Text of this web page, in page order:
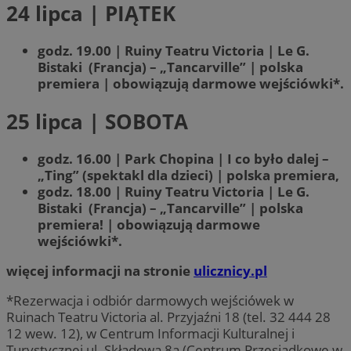
24 lipca | PIĄTEK
godz. 19.00 | Ruiny Teatru Victoria | Le G.
Bistaki (Francja) – „Tancarville” | polska
premiera | obowiązują darmowe wejściówki*.
25 lipca | SOBOTA
godz. 16.00 | Park Chopina | I co było dalej –
„Ting” (spektakl dla dzieci) | polska premiera,
godz. 18.00 | Ruiny Teatru Victoria | Le G.
Bistaki (Francja) – „Tancarville” | polska
premiera! | obowiązują darmowe
wejściówki*.
więcej informacji na stronie ulicznicy.pl
*Rezerwacja i odbiór darmowych wejściówek w
Ruinach Teatru Victoria al. Przyjaźni 18 (tel. 32 444 28
12 wew. 12), w Centrum Informacji Kulturalnej i